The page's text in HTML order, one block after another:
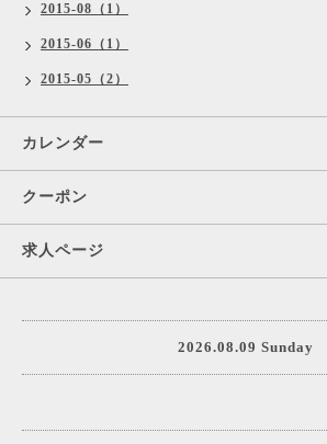
2015-08（1）
2015-06（1）
2015-05（2）
カレンダー
クーポン
求人ページ
2026.08.09 Sunday